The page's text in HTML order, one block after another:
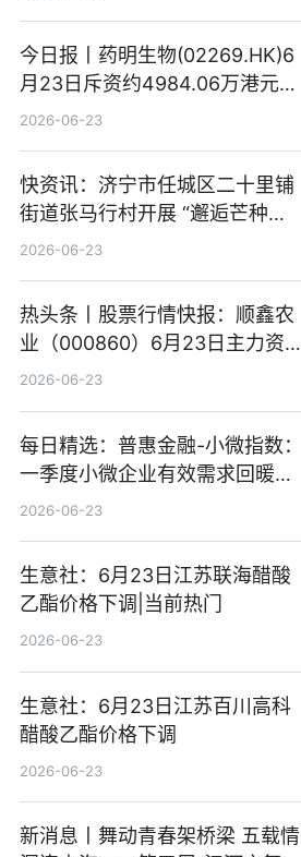
今日报丨药明生物(02269.HK)6
月23日斥资约4984.06万港元回
购160.50万股
2026-06-23
快资讯：济宁市任城区二十里铺
街道张马行村开展 “邂逅芒种节
气 传承农耕文化” 宣传活动
2026-06-23
热头条丨股票行情快报：顺鑫农
业（000860）6月23日主力资
金净卖出388.22万元
2026-06-23
每日精选：普惠金融-小微指数：
一季度小微企业有效需求回暖，
金融服务迈向可持续发展新阶段
2026-06-23
生意社：6月23日江苏联海醋酸
乙酯价格下调|当前热门
2026-06-23
生意社：6月23日江苏百川高科
醋酸乙酯价格下调
2026-06-23
新消息丨舞动青春架桥梁 五载情